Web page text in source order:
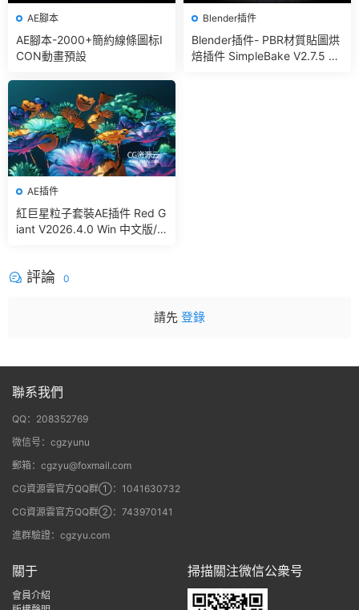
AE腳本
AE腳本-2000+簡約線條圖标I
CON動畫預設
Blender插件
Blender插件- PBR材質貼圖烘
焙插件 SimpleBake V2.7.5 –
AE插件
紅巨星粒子套裝AE插件 Red G
iant V2026.4.0 Win 中文版/
評論 0
請先 登錄
聯系我們
QQ：208352769
微信号：cgzyunu
郵箱：cgzyu@foxmail.com
CG資源雲官方QQ群①：1041630732
CG資源雲官方QQ群②：743970141
進群驗證：cgzyu.com
關于
會員介紹
掃描關注微信公衆号